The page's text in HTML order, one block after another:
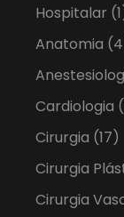
Hospitalar
Anatomia
Cardiologia
Cirurgia (17)
Cirurgia
Cirurgia